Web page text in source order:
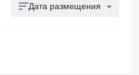
Дата размещения